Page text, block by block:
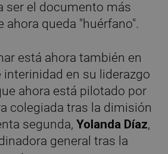
ser el documento más
ahora queda "huérfano".
está ahora también en
en su liderazgo
ahora está pilotado por
colegiada tras la dimisión
segunda,Yolanda Díaz,
general tras la